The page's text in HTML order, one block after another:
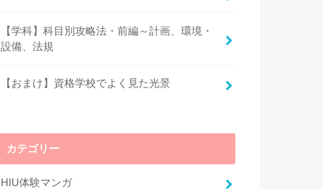
【学科】科目別攻略法・前編～計画、環境・
設備、法規
【おまけ】資格学校でよく見た光景
カテゴリー
HIU体験マンガ